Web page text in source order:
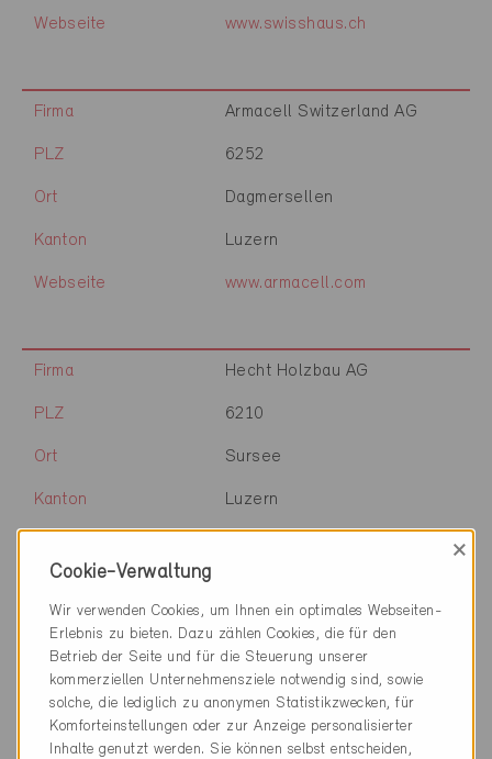
Webseite www.swisshaus.ch
Firma Armacell Switzerland AG
PLZ 6252
Ort Dagmersellen
Kanton Luzern
Webseite www.armacell.com
Firma Hecht Holzbau AG
PLZ 6210
Ort Sursee
Kanton Luzern
Firma Renggli AG
PLZ 6210
Ort Sursee
Cookie-Verwaltung
×
Wir verwenden Cookies, um Ihnen ein optimales Webseiten-
Erlebnis zu bieten. Dazu zählen Cookies, die für den
Betrieb der Seite und für die Steuerung unserer
kommerziellen Unternehmensziele notwendig sind, sowie
solche, die lediglich zu anonymen Statistikzwecken, für
Komforteinstellungen oder zur Anzeige personalisierter
Inhalte genutzt werden. Sie können selbst entscheiden,